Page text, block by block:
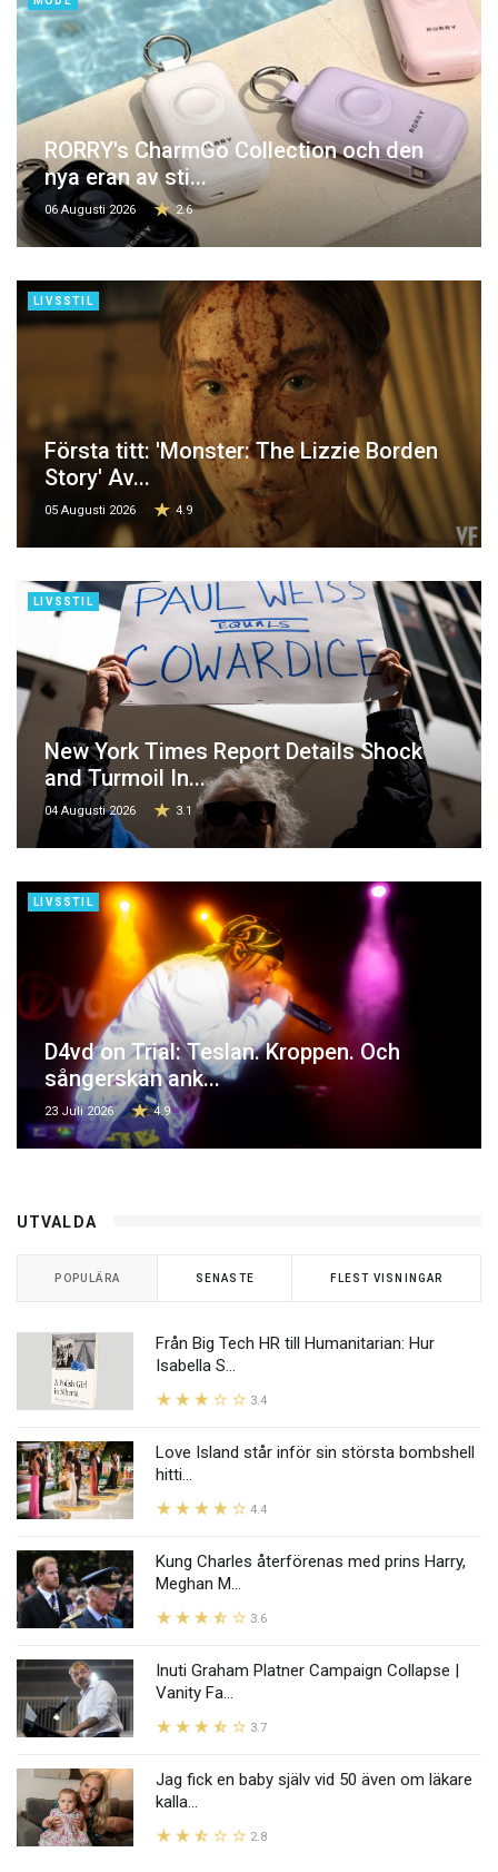
RORRY's CharmGo Collection och den
nya eran av sti...
06 Augusti 2026 2.6
LIVSSTIL
Första titt: 'Monster: The Lizzie Borden
Story' Av...
05 Augusti 2026 4.9
LIVSSTIL
New York Times Report Details Shock
and Turmoil In...
04 Augusti 2026 3.1
LIVSSTIL
D4vd on Trial: Teslan. Kroppen. Och
sångerskan ank...
23 Juli 2026 4.9
UTVALDA
POPULÄRA SENASTE FLEST VISNINGAR
Från Big Tech HR till Humanitarian: Hur
Isabella S...
3.4
Love Island står inför sin största bombshell
hitti...
4.4
Kung Charles återförenas med prins Harry,
Meghan M...
3.6
Inuti Graham Platner Campaign Collapse |
Vanity Fa...
3.7
Jag fick en baby själv vid 50 även om läkare
kalla...
2.8